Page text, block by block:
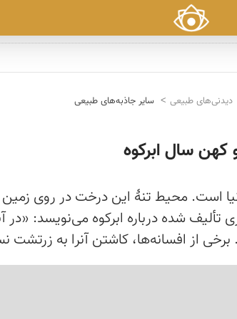
دیدنی‌های طبیعی سایر جاذبه‌های طبیعی
کهن سال ابرکوه
شده است. حمدالله مستوفی در کتاب نزهت القلوب که در سال ۷۴۰ قمری